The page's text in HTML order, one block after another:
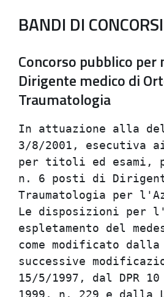
BANDI DI
Concorso pubblico per
Dirigente medico di
Traumatologia
In attuazione alla deliberazione del Direttore generale  n.1650 del             
3/8/2001, esecutiva ai sensi di legge, e' bandito pubblico concorso,            
per titoli ed esami, per la copertura di                                        
n. 6 posti di Dirigente medico - Disciplina: Ortopedia e                        
Traumatologia per l'Azienda Unita' sanitaria locale di Ferrara.                 
Le disposizioni per l'ammissione al concorso e le modalita' di                  
espletamento del medesimo sono stabilite dal DPR 20/12/1979, n. 761             
come modificato dalla Legge 20/5/1985,  n.207, dal DLgs 502/92 e                
successive modificazioni e integrazioni, dalla Legge n. 127 del                 
15/5/1997, dal DPR 10 dicembre 1997, n. 483 e dal DLgs 19 giugno                
1999, n. 229 e dalla Legge 29/12/2000, n. 401.                                  
Requisiti specifici di ammissione                                               
a) Laurea in Medicina e Chirurgia;                                              
b) specializzazione nella disciplina oggetto del concorso, o in                 
disciplina equipollente (DM 30/1/1998). Ai sensi dell'art. 74 del DPR           
483/97, limitatamente a un biennio dall'1/2/1998, prorogato di un               
ulteriore biennio con DPR 9/3/2000, n. 156, la specializzazione nella           
disciplina puo' essere sostituita dalla specializzazione in                     
disciplina affine (tabelle relative alle specializzazioni affini di             
cui al DM 31/1/1998). Ai sensi del comma 2 dell'art. 56 del DPR                 
483/97 il personale del ruolo sanitario in servizio di ruolo                    
all'1/2/1998 e' esentato dal requisito della specializzazione nella             
disciplina relativa al posto di ruolo gia' ricoperto alla predetta              
data per la partecipazione ai concorsi presso le Unita' sanitarie               
locali e le Aziende Ospedaliere diverse da quelle di appartenenza. Ai           
sensi dell'art. 2, commi 1 e 2 della Legge 29 dicembre 2000, n. 401,            
hanno titolo all'ammissione a tale concorso anche coloro che abbiano            
maturato un'anzianita' di servizio complessiva non inferiore a 16               
mesi e a titolo di incarico provvisorio, ai sensi dell'art. 9,                  
diciassettesimo comma della Legge 20 maggio 1985, n. 207, nella                 
disciplina di Ortopedia e Traumatologia, anche in carenza della